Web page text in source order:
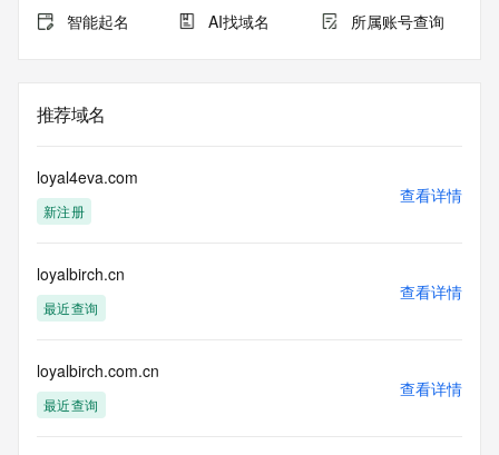
智能起名 AI找域名 所属账号查询
推荐域名
loyal4eva.com
新注册
查看详情
loyalbirch.cn
最近查询
查看详情
loyalbirch.com.cn
最近查询
查看详情